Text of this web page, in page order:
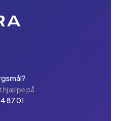
hjælpe på
87 01